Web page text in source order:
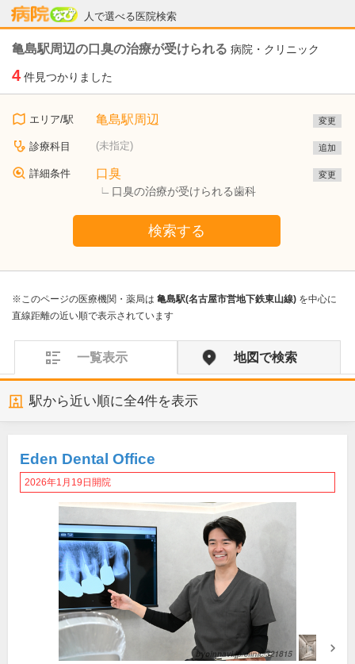
人で選べる医院検索
病院なび
亀島駅周辺の口臭の治療が受けられる 病院・クリニック
4 件見つかりました
エリア/駅 亀島駅周辺 変更
診療科目 (未指定) 追加
詳細条件 口臭
口臭の治療が受けられる歯科
変更
検索する
※このページの医療機関・薬局は 亀島駅(名古屋市営地下鉄東山線) を中心に
直線距離の近い順で表示されています
一覧表示 地図で検索
駅から近い順に全4件を表示
Eden Dental Office
2026年1月19日開院